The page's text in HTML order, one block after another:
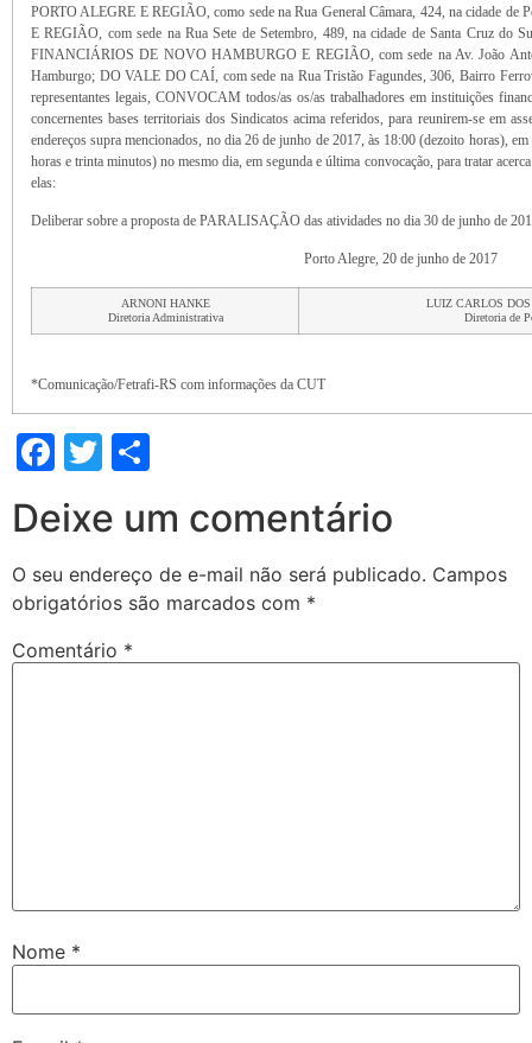
PORTO ALEGRE E REGIÃO, como sede na Rua General Câmara, 424, na cidade
E REGIÃO, com sede na Rua Sete de Setembro, 489, na cidade de Santa Cruz
FINANCIÁRIOS DE NOVO HAMBURGO E REGIÃO, com sede na Av. João
Hamburgo; DO VALE DO CAÍ, com sede na Rua Tristão Fagundes, 306, Bairro
representantes legais, CONVOCAM todos/as os/as trabalhadores em instituições
concernentes bases territoriais dos Sindicatos acima referidos, para reunirem-se em
endereços supra mencionados, no dia 26 de junho de 2017, às 18:00 (dezoito horas),
horas e trinta minutos) no mesmo dia, em segunda e última convocação, para tratar
elas:
Deliberar sobre a proposta de PARALISAÇÃO das atividades no dia 30 de junho de
Porto Alegre, 20 de junho de 2017
ARNONI HANKE
Diretoria Administrativa
LUIZ CARLOS
Diretoria de
*Comunicação/Fetrafi-RS com informações da CUT
Facebook
Twitter
Deixe um comentário
O seu endereço de e-mail não será publicado. Campos
obrigatórios são marcados com *
Comentário *
Nome *